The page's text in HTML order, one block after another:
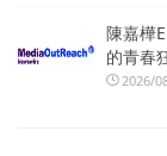
陳嘉樺
的青春
2026/